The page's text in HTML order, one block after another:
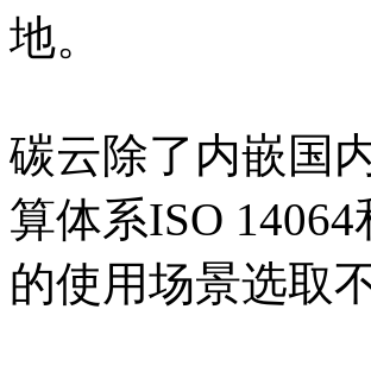
地。
碳云除了内嵌国
算体系ISO
的使用场景选取